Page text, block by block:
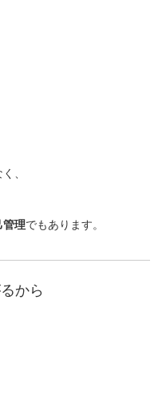
、
管理でもあります。
から